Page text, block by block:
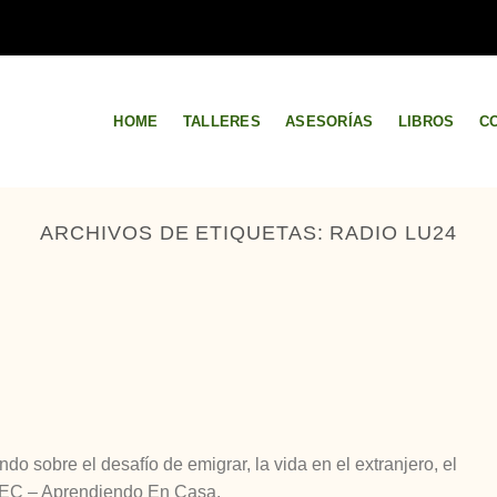
HOME TALLERES ASESORÍAS LIBROS
ARCHIVOS DE ETIQUETAS: RADIO LU24
sobre el desafío de emigrar, la vida en el extranjero, el
– Aprendiendo En Casa.